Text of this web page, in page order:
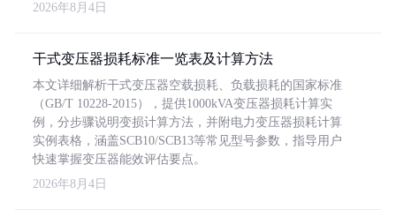
2026年8月4日
干式变压器损耗标准一览表及计算方法
本文详细解析干式变压器空载损耗、负载损耗的国家标准
（GB/T 10228-2015），提供1000kVA变压器损耗计算实
例，分步骤说明变损计算方法，并附电力变压器损耗计算
实例表格，涵盖SCB10/SCB13等常见型号参数，指导用户
快速掌握变压器能效评估要点。
2026年8月4日